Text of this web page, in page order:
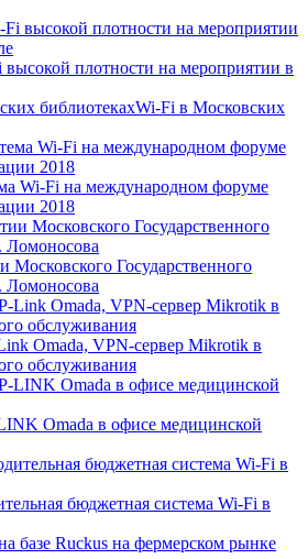
плотности на мероприятии в
Wi-Fi в Московских
Wi-Fi на международном форуме
2018
Государственного
Ломоносова
Omada, VPN-сервер Mikrotik в
обслуживания
Omada в офисе медицинской
бюджетная система Wi-Fi в